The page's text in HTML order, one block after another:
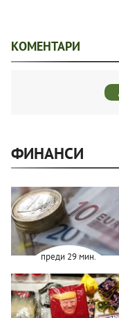
КОМЕНТАРИ
ФИНАНСИ
преди 29 мин.